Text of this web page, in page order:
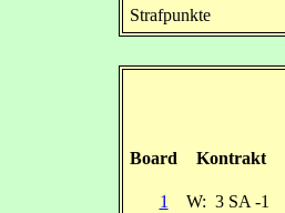
Strafpunkte
Board Kontrakt
1
W: 3 SA -1